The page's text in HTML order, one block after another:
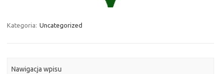
Kategoria: Uncategorized
Nawigacja wpisu